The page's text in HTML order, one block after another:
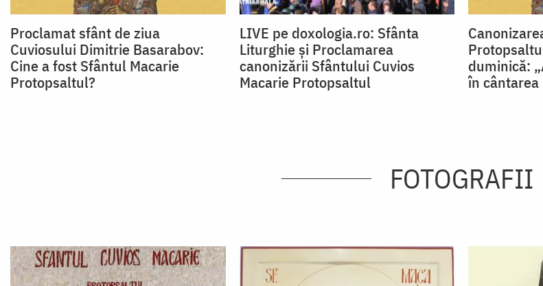
Proclamat sfânt de ziua
Cuviosului Dimitrie Basarabov:
Cine a fost Sfântul Macarie
Protopsaltul?
LIVE pe doxologia.ro: Sfânta
Liturghie și Proclamarea
canonizării Sfântului Cuvios
Macarie Protopsaltul
duminică:
în cântarea
FOTOGRAFII